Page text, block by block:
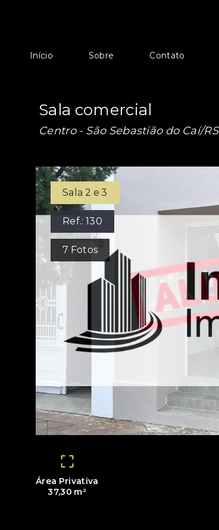
Início Sobre Contato
Sala comercial
Centro - São Sebastião do Caí/RS
Sala 2 e 3
Ref.:130
7 Fotos
Área Privativa
37,30 m²